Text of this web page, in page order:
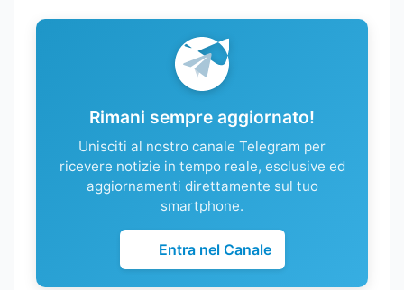
Rimani sempre aggiornato!
Unisciti al nostro canale Telegram per
ricevere notizie in tempo reale, esclusive ed
aggiornamenti direttamente sul tuo
smartphone.
Entra nel Canale